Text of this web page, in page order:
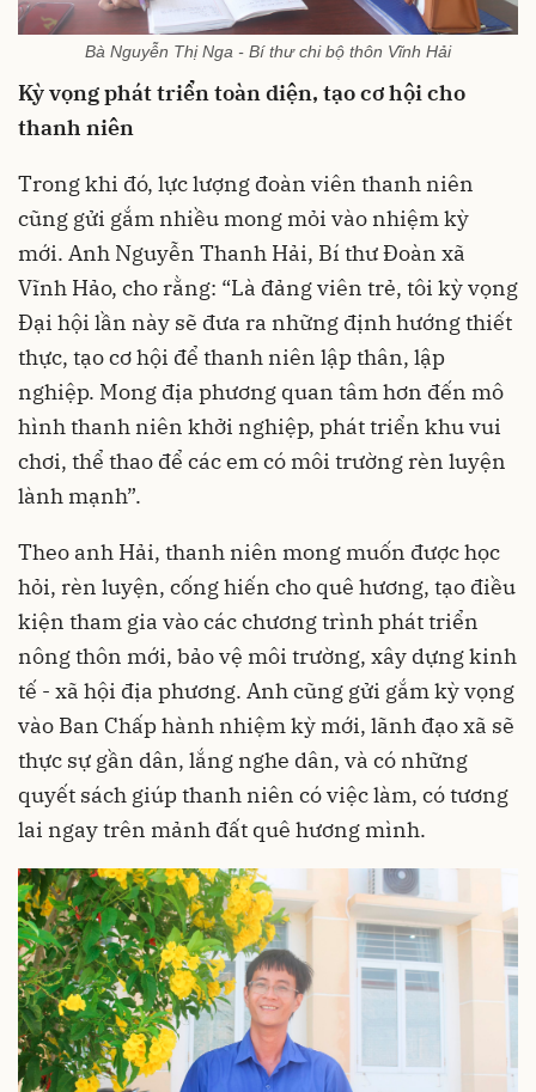
Bà Nguyễn Thị Nga - Bí thư chi bộ thôn Vĩnh Hải
Kỳ vọng phát triển toàn diện, tạo cơ hội cho
thanh niên
Trong khi đó, lực lượng đoàn viên thanh niên
cũng gửi gắm nhiều mong mỏi vào nhiệm kỳ
mới. Anh Nguyễn Thanh Hải, Bí thư Đoàn xã
Vĩnh Hảo, cho rằng: “Là đảng viên trẻ, tôi kỳ vọng
Đại hội lần này sẽ đưa ra những định hướng thiết
thực, tạo cơ hội để thanh niên lập thân, lập
nghiệp. Mong địa phương quan tâm hơn đến mô
hình thanh niên khởi nghiệp, phát triển khu vui
chơi, thể thao để các em có môi trường rèn luyện
lành mạnh”.
Theo anh Hải, thanh niên mong muốn được học
hỏi, rèn luyện, cống hiến cho quê hương, tạo điều
kiện tham gia vào các chương trình phát triển
nông thôn mới, bảo vệ môi trường, xây dựng kinh
tế - xã hội địa phương. Anh cũng gửi gắm kỳ vọng
vào Ban Chấp hành nhiệm kỳ mới, lãnh đạo xã sẽ
thực sự gần dân, lắng nghe dân, và có những
quyết sách giúp thanh niên có việc làm, có tương
lai ngay trên mảnh đất quê hương mình.